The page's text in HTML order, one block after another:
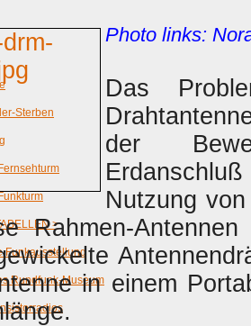
Sterben
>
Funkausstellung
Rundfunk-Museum
Photo links:
Das
der
Nutzung
Rahmen-
in einem